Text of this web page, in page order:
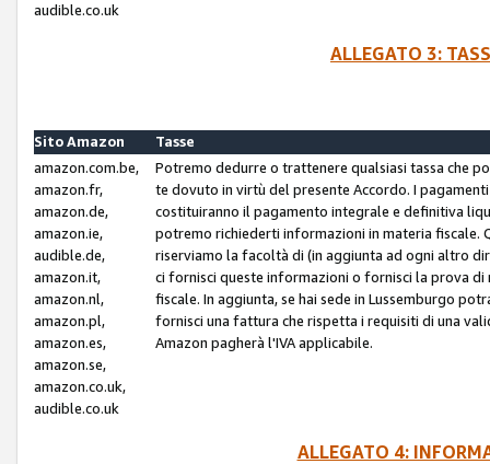
audible.co.uk
ALLEGATO 3:
Sito Amazon
Tasse
amazon.com.be,
amazon.fr,
amazon.de,
amazon.ie,
audible.de,
amazon.it,
amazon.nl,
amazon.pl,
amazon.es,
amazon.se,
amazon.co.uk,
audible.co.uk
Potremo dedurre o trattenere qualsiasi tassa che
te dovuto in virtù del presente Accordo. I
costituiranno il pagamento integrale e definitiva
potremo richiederti informazioni in materia fiscale.
riserviamo la facoltà di (in aggiunta ad ogni altro
ci fornisci queste informazioni o fornisci la prova
fiscale. In aggiunta, se hai sede in Lussemburgo
fornisci una fattura che rispetta i requisiti di una
Amazon pagherà l'IVA applicabile.
ALLEGATO 4: